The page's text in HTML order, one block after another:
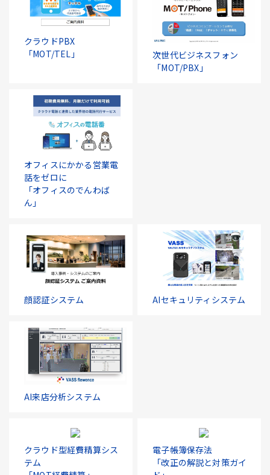
クラウドPBX
「MOT/TEL」
次世代ビジネスフォン
「MOT/PBX」
オフィスにかかる営業電
話をゼロに
「オフィスのでんわば
ん」
顔認証システム AIセキュリティシステム
AI来店分析システム
クラウド型経費精算シス
テム
電子帳簿保存法
「改正の解説と対策ガイ